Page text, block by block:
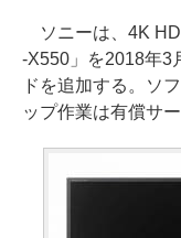
ソニーは、4K
-X550」を2018年3
ドを追加する。ソ
ップ作業は有償サ